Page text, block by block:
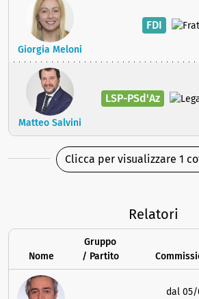
Giorgia Meloni
FDI
Matteo Salvini
LSP-PSd'Az
Clicca per visualizzare 1
Relatori
Nome
Gruppo
/ Partito
dal 05/